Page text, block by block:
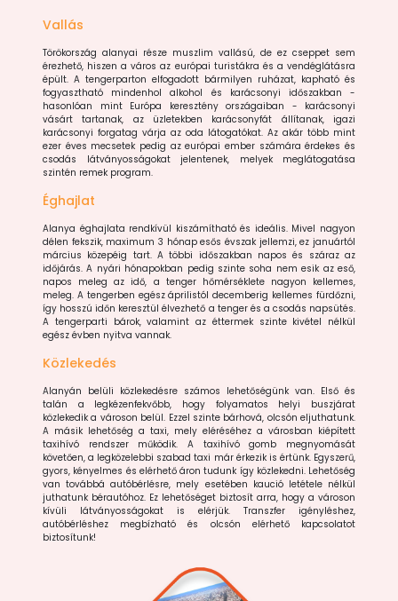
Vallás
Törökország alanyai része muszlim vallású, de ez cseppet sem
érezhető, hiszen a város az európai turistákra és a vendéglátásra
épült. A tengerparton elfogadott bármilyen ruházat, kapható és
fogyasztható mindenhol alkohol és karácsonyi időszakban -
hasonlóan mint Európa keresztény országaiban - karácsonyi
vásárt tartanak, az üzletekben karácsonyfát állítanak, igazi
karácsonyi forgatag várja az oda látogatókat. Az akár több mint
ezer éves mecsetek pedig az európai ember számára érdekes és
csodás látványosságokat jelentenek, melyek meglátogatása
szintén remek program.
Éghajlat
Alanya éghajlata rendkívül kiszámítható és ideális. Mivel nagyon
délen fekszik, maximum 3 hónap esős évszak jellemzi, ez januártól
március közepéig tart. A többi időszakban napos és száraz az
időjárás. A nyári hónapokban pedig szinte soha nem esik az eső,
napos meleg az idő, a tenger hőmérséklete nagyon kellemes,
meleg. A tengerben egész áprilistól decemberig kellemes fürdőzni,
így hosszú időn keresztül élvezhető a tenger és a csodás napsütés.
A tengerparti bárok, valamint az éttermek szinte kivétel nélkül
egész évben nyitva vannak.
Közlekedés
Alanyán belüli közlekedésre számos lehetőségünk van. Első és
talán a legkézenfekvőbb, hogy folyamatos helyi buszjárat
közlekedik a városon belül. Ezzel szinte bárhová, olcsón eljuthatunk.
A másik lehetőség a taxi, mely eléréséhez a városban kiépített
taxihívó rendszer működik. A taxihívó gomb megnyomását
követően, a legközelebbi szabad taxi már érkezik is értünk. Egyszerű,
gyors, kényelmes és elérhető áron tudunk így közlekedni. Lehetőség
van továbbá autóbérlésre, mely esetében kaució letétele nélkül
juthatunk bérautóhoz. Ez lehetőséget biztosít arra, hogy a városon
kívüli látványosságokat is elérjük. Transzfer igényléshez,
autóbérléshez megbízható és olcsón elérhető kapcsolatot
biztosítunk!